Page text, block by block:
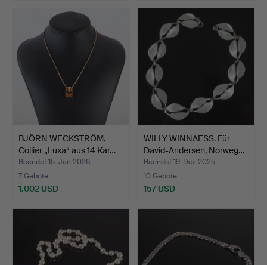
BJÖRN WECKSTRÖM.
Collier „Luxa“ aus 14 Kar…
Beendet 15. Jan 2026
7 Gebote
1.002 USD
WILLY WINNAESS. Für
David-Andersen, Norweg…
Beendet 19. Dez 2025
10 Gebote
157 USD